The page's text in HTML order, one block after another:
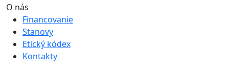
O nás
Financovanie
Stanovy
Etický kódex
Kontakty